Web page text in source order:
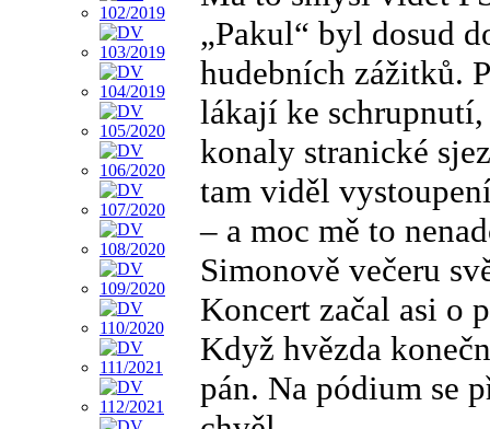
„Pakul“ byl dosud
hudebních zážitků.
lákají ke
konaly stranické
tam viděl
– a moc mě to
Simonově večeru
Koncert začal asi o
Když hvězda
pán. Na pódium se